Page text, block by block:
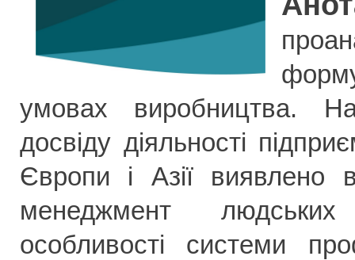
умовах виробництва. На
досвіду діяльності
Європи і Азії виявлено
менеджмент людських
особливості системи